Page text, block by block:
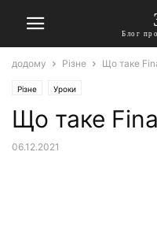
Блог
додому Різне Що таке
Різне Уроки
Що таке
06.12.2021